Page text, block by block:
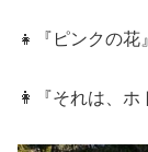
👧『ピンクの花』
👩『それは、ホ